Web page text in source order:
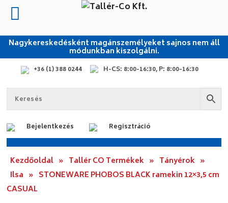
Nagykereskedésként magánszemélyeket sajnos nem áll
módunkban kiszolgálni.
+36 (1) 388 0244 H-CS: 8:00-16:30, P: 8:00-16:30
Bejelentkezés Regisztráció
Kezdőoldal » Tallér CO Termékek » Tányérok »
Ilsa » STONEWARE PHOBOS BLACK ramekin 12×3,5 cm
CASUAL